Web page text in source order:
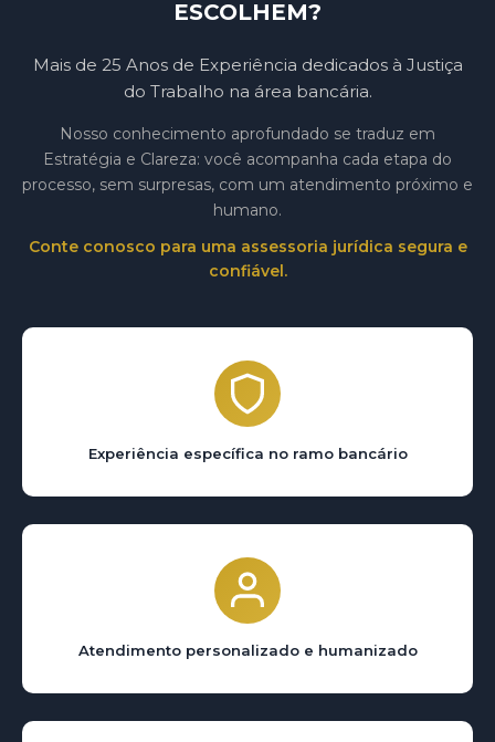
ESCOLHEM?
Mais de 25 Anos de Experiência dedicados à Justiça
do Trabalho na área bancária.
Nosso conhecimento aprofundado se traduz em
Estratégia e Clareza: você acompanha cada etapa do
processo, sem surpresas, com um atendimento próximo e
humano.
Conte conosco para uma assessoria jurídica segura e
confiável.
Experiência específica no ramo bancário
Atendimento personalizado e humanizado